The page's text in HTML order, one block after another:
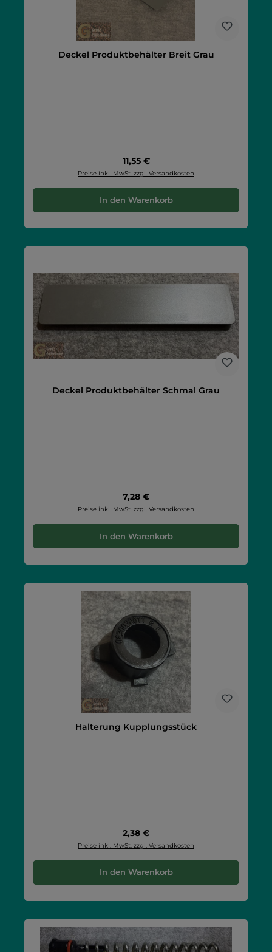
Deckel Produktbehälter Breit Grau
Regulärer Preis:
11,55 €
Preise inkl. MwSt. zzgl. Versandkosten
In den Warenkorb
Deckel Produktbehälter Schmal Grau
Regulärer Preis:
7,28 €
Preise inkl. MwSt. zzgl. Versandkosten
In den Warenkorb
Halterung Kupplungsstück
Regulärer Preis:
2,38 €
Preise inkl. MwSt. zzgl. Versandkosten
In den Warenkorb